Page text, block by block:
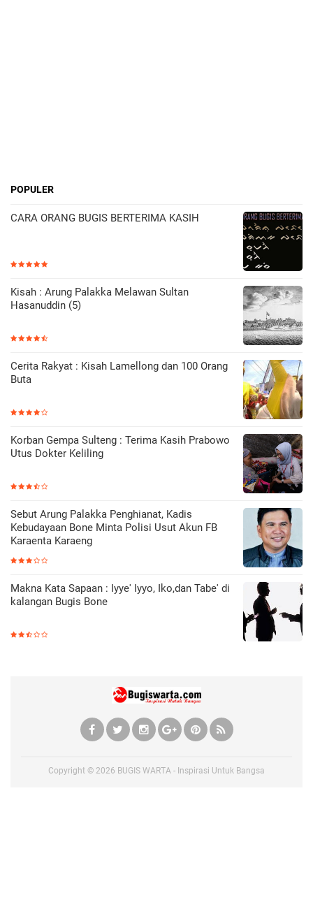
POPULER
CARA ORANG BUGIS BERTERIMA KASIH
Kisah : Arung Palakka Melawan Sultan
Hasanuddin (5)
Cerita Rakyat : Kisah Lamellong dan 100 Orang
Buta
Korban Gempa Sulteng : Terima Kasih Prabowo
Utus Dokter Keliling
Sebut Arung Palakka Penghianat, Kadis
Kebudayaan Bone Minta Polisi Usut Akun FB
Karaenta Karaeng
Makna Kata Sapaan : Iyye' Iyyo, Iko,dan Tabe' di
kalangan Bugis Bone
Copyright © 2026 BUGIS WARTA - Inspirasi Untuk Bangsa